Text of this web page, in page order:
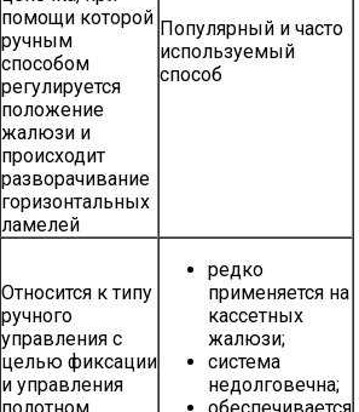
помощи которой
ручным
способом
регулируется
положение
жалюзи и
происходит
разворачивание
горизонтальных
ламелей
Популярный и часто
используемый
способ
Относится к типу
ручного
управления с
целью фиксации
и управления
полотном
редко
применяется на
кассетных
жалюзи;
система
недолговечна;
обеспечивается